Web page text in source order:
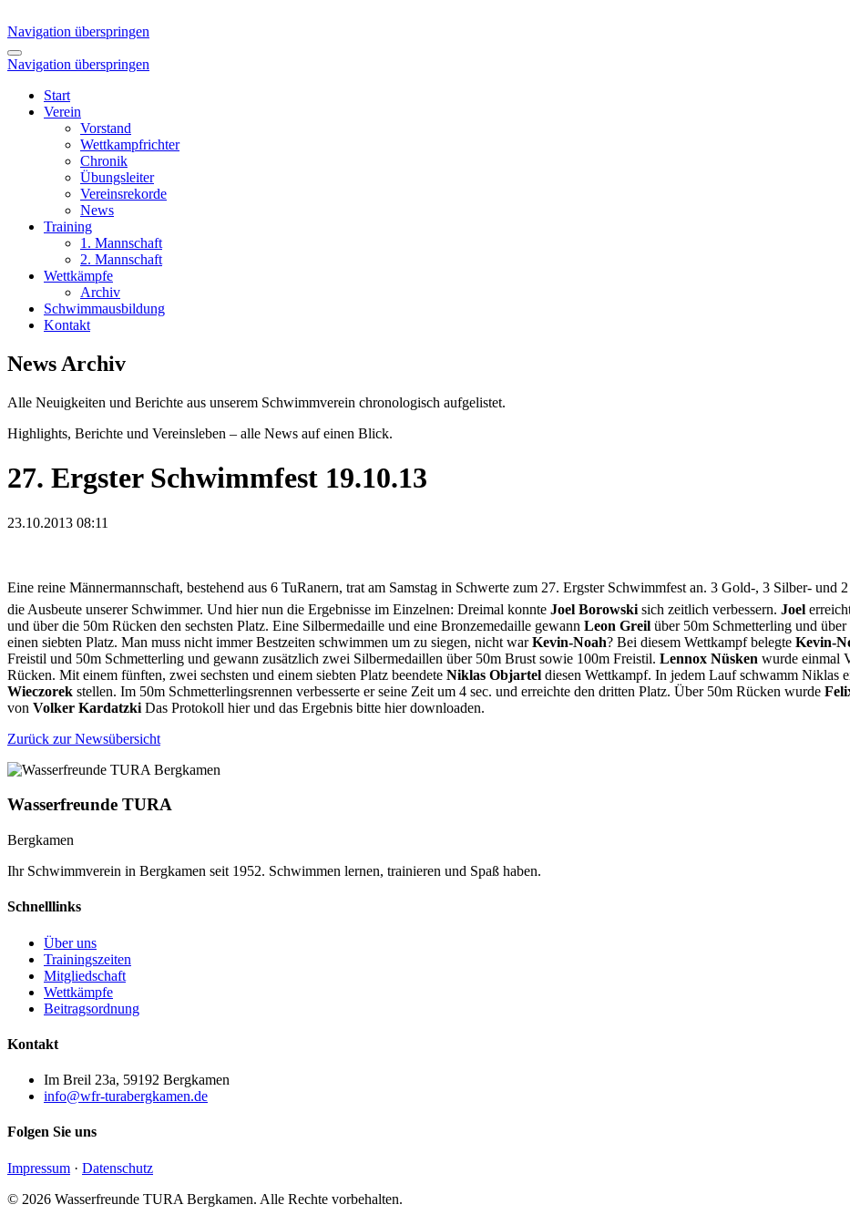
Navigation überspringen
Navigation überspringen
Start
Verein
Vorstand
Wettkampfrichter
Chronik
Übungsleiter
Vereinsrekorde
News
Training
1. Mannschaft
2. Mannschaft
Wettkämpfe
Archiv
Schwimmausbildung
Kontakt
News Archiv
Alle Neuigkeiten und Berichte aus unserem Schwimmverein chronologisch aufgelistet.
Highlights, Berichte und Vereinsleben – alle News auf einen Blick.
27. Ergster Schwimmfest 19.10.13
23.10.2013 08:11
Eine reine Männermannschaft, bestehend aus 6 TuRanern, trat am Samstag in Schwerte zum 27. Ergster Schwimmfest an. 3 Gold-, 3 Silber-
die Ausbeute unserer Schwimmer. Und hier nun die Ergebnisse im Einzelnen: Dreimal konnte Joel Borowski sich zeitlich verbessern. Joel
und über die 50m Rücken den sechsten Platz. Eine Silbermedaille und eine Bronzemedaille gewann Leon Greil über 50m Schmetterling und
einen siebten Platz. Man muss nicht immer Bestzeiten schwimmen um zu siegen, nicht warKevin-Noah? Bei diesem Wettkampf belegte Kevin-
Freistil und 50m Schmetterling und gewann zusätzlich zwei Silbermedaillen über 50m Brust sowie 100m Freistil. Lennox Nüsken wurde einmal
Rücken. Mit einem fünften, zwei sechsten und einem siebten Platz beendete Niklas Objartel diesen Wettkampf. In jedem Lauf schwamm Niklas
Wieczorek stellen. Im 50m Schmetterlingsrennen verbesserte er seine Zeit um 4 sec. und erreichte den dritten Platz. Über 50m Rücken wurde
von Volker Kardatzki Das Protokoll hier und das Ergebnis bitte hier downloaden.
Zurück zur Newsübersicht
Wasserfreunde TURA
Bergkamen
Ihr Schwimmverein in Bergkamen seit 1952. Schwimmen lernen, trainieren und Spaß haben.
Schnelllinks
Über uns
Trainingszeiten
Mitgliedschaft
Wettkämpfe
Beitragsordnung
Kontakt
Im Breil 23a, 59192 Bergkamen
info@wfr-turabergkamen.de
Folgen Sie uns
Impressum · Datenschutz
© 2026 Wasserfreunde TURA Bergkamen. Alle Rechte vorbehalten.